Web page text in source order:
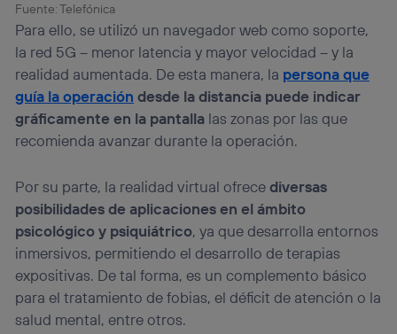
Fuente: Telefónica
Para ello, se utilizó un navegador web como soporte,
la red 5G – menor latencia y mayor velocidad – y la
realidad aumentada. De esta manera, la persona que
guía la operación desde la distancia puede indicar
gráficamente en la pantalla las zonas por las que
recomienda avanzar durante la operación.
Por su parte, la realidad virtual ofrecediversas
posibilidades de aplicaciones en el ámbito
psicológico y psiquiátrico, ya que desarrolla entornos
inmersivos, permitiendo el desarrollo de terapias
expositivas. De tal forma, es un complemento básico
para el tratamiento de fobias, el déficit de atención o la
salud mental, entre otros.